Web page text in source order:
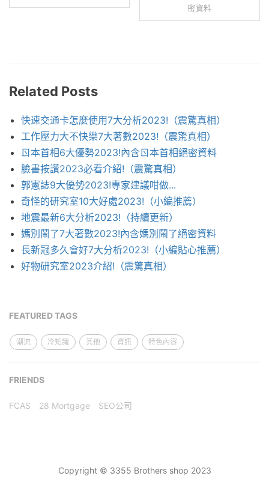
密資料
Related Posts
快速交通卡怎麼使用7大分析2023!（震驚真相）
工作壓力大不快樂7大著數2023!（震驚真相）
ㄖ本首相6大優勢2023!內含ㄖ本首相絕密資料
臉書按讚2023必看介紹!（震驚真相）
郭憲誌9大優勢2023!專家建議咁做...
奇怪的研究室10大好處2023!（小編推薦）
地震最新6大分析2023!（持續更新）
媽別鬧了7大著數2023!內含媽別鬧了絕密資料
長新冠多久會好7大分析2023!（小編貼心推薦）
好物研究室2023介紹!（震驚真相）
FEATURED TAGS
潮流 冷知識 其他 資訊 特色內容
FRIENDS
FCAS 28 Mortgage SEO公司
Copyright © 3355 Brothers shop 2023